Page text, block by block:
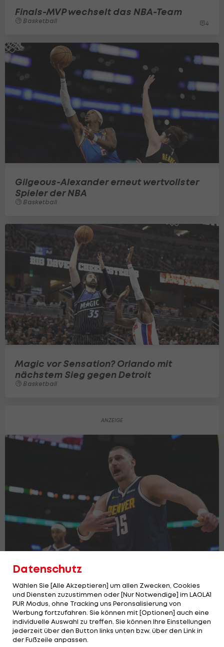
Finals-MVP wechselt das NBA-Team
Basketball 4
Gilgeous-Alexander erneut wertvollster
Spieler der NBA
Basketball
Magic vor Sensation? Orlando mit
nächstem Sieg gegen Detroit
Basketball
Jokic führt Nuggets mit 34. Triple-
Double zum Sieg
Basketball
Datenschutz
Wählen Sie [Alle Akzeptieren] um allen Zwecken, Cookies
und Diensten zuzustimmen oder [Nur Notwendige] im LAOLA1
PUR Modus, ohne Tracking uns Peronsalisierung von
Werbung fortzufahren. Sie können mit [Optionen] auch eine
individuelle Auswahl zu treffen. Sie können Ihre Einstellungen
jederzeit über den Button links unten bzw. über den Link in
der Fußzeile anpassen.